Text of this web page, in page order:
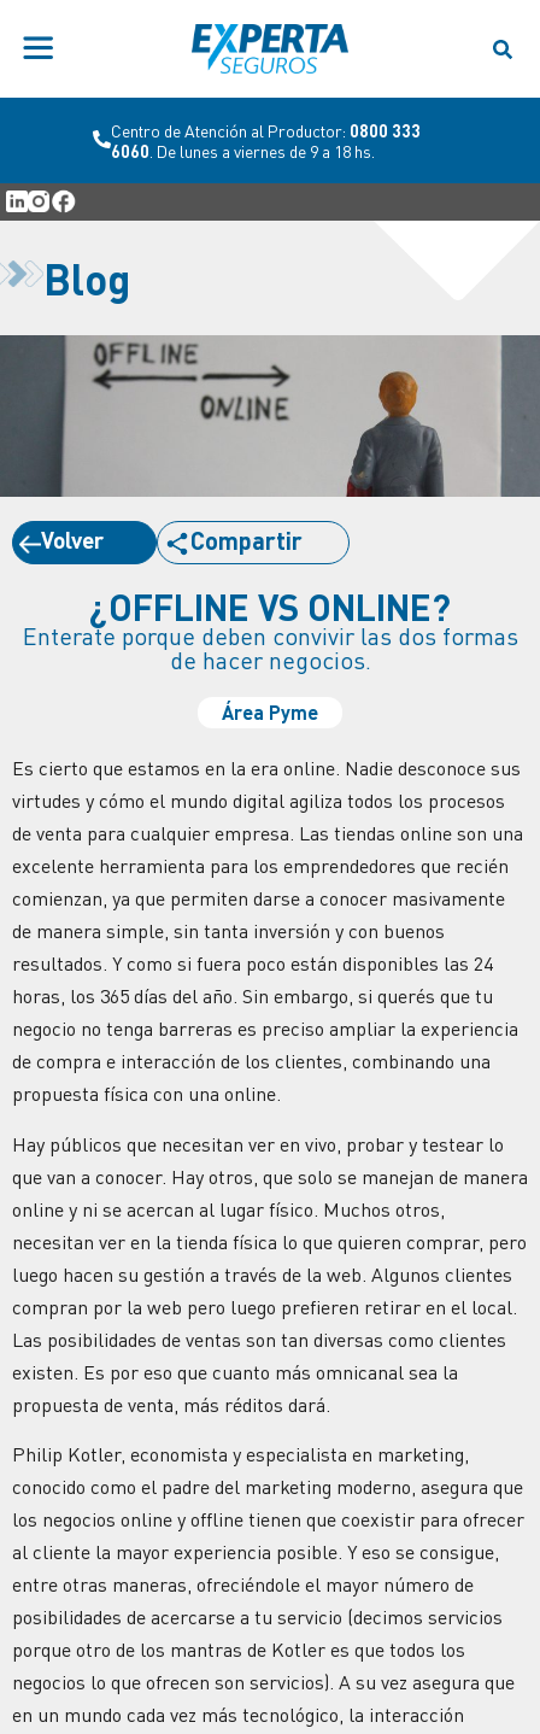
Centro de Atención al Productor: 0800 333
6060 . De lunes a viernes de 9 a 18 hs.
Blog
Volver Compartir
¿OFFLINE VS ONLINE?
Enterate porque deben convivir las dos formas
de hacer negocios.
Área Pyme
Es cierto que estamos en la era online. Nadie desconoce sus
virtudes y cómo el mundo digital agiliza todos los procesos
de venta para cualquier empresa. Las tiendas online son una
excelente herramienta para los emprendedores que recién
comienzan, ya que permiten darse a conocer masivamente
de manera simple, sin tanta inversión y con buenos
resultados. Y como si fuera poco están disponibles las 24
horas, los 365 días del año. Sin embargo, si querés que tu
negocio no tenga barreras es preciso ampliar la experiencia
de compra e interacción de los clientes, combinando una
propuesta física con una online.
Hay públicos que necesitan ver en vivo, probar y testear lo
que van a conocer. Hay otros, que solo se manejan de manera
online y ni se acercan al lugar físico. Muchos otros,
necesitan ver en la tienda física lo que quieren comprar, pero
luego hacen su gestión a través de la web. Algunos clientes
compran por la web pero luego prefieren retirar en el local.
Las posibilidades de ventas son tan diversas como clientes
existen. Es por eso que cuanto más omnicanal sea la
propuesta de venta, más réditos dará.
Philip Kotler, economista y especialista en marketing,
conocido como el padre del marketing moderno, asegura que
los negocios online y offline tienen que coexistir para ofrecer
al cliente la mayor experiencia posible. Y eso se consigue,
entre otras maneras, ofreciéndole el mayor número de
posibilidades de acercarse a tu servicio (decimos servicios
porque otro de los mantras de Kotler es que todos los
negocios lo que ofrecen son servicios). A su vez asegura que
en un mundo cada vez más tecnológico, la interacción